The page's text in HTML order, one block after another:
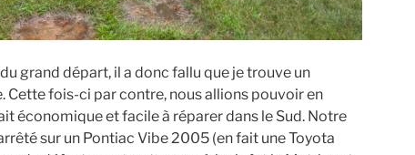
grand départ, il a donc fallu que je trouve un
Cette fois-ci par contre, nous allions pouvoir en
économique et facile à réparer dans le Sud. Notre
sur un Pontiac Vibe 2005 (en fait une Toyota